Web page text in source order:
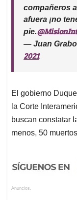
compañeros
afuera ¡no
pie.
— Juan
2021
El gobierno
la Corte
buscan constatar
menos, 50
Anuncios.